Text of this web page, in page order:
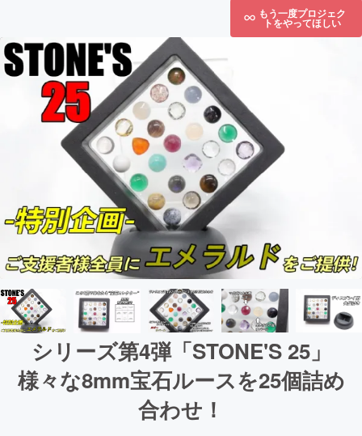
もう一度プロジェク
トをやってほしい
シリーズ第4弾「STONE'S 25」
様々な8mm宝石ルースを25個詰め
合わせ！